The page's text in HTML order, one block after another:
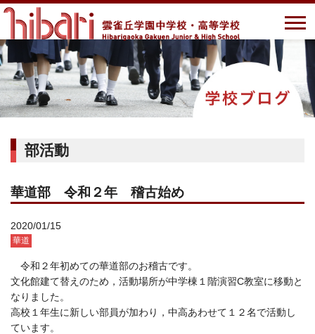
部活動
華道部 令和２年 稽古始め
2020/01/15
華道
令和２年初めての華道部のお稽古です。
文化館建て替えのため，活動場所が中学棟１階演習C教室に移動と
なりました。
高校１年生に新しい部員が加わり，中高あわせて１２名で活動し
ています。